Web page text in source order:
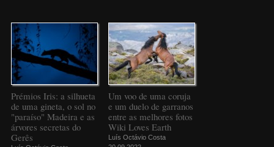
Prémios Iris: a silhueta
de uma gineta, o sol no
"paraíso" Madeira e as
árvores secretas do
Gerês
Um voo de uma coruja
e um duelo de garranos
entre as melhores fotos
Wiki Loves Earth
Luís Octávio Costa